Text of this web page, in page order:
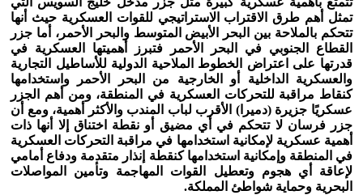
تمثل أهم طرق الاقتراب الاستراتيجي للقوات العسكرية حيث أنها
تتحكم بالملاحة بين البحر الأبيض المتوسط والبحر الأحمر، أما جزر
القطاع الجنوبي في البحر الأحمر فتبرز أهميتها العسكرية في
قدرتها على اعتراض الخطوط الملاحية الدولية للأساطيل التجارية
والعسكرية الداخلية أو الخارجية من البحر الأحمر واستخدامها
كنقاط مراقبة للتحركات العسكرية في المنطقة، ومن أهم الجزر
عسكريًا جزيرة (دميرا) الأقرب لباب المندب والأكثر أهمية، ومع أن
جزر فرسان لا تتحكم في أي مضيق أو نقطة اختناق إلا أنها ذات
أهمية عسكرية لإمكانية استخدامها في مراقبة التحركات العسكرية
في المنطقة وإمكانية استخدامها كنقطة إنذار متقدمة ودفاع أمامي
لإعاقة أي هجوم وتعطيل القوات المهاجمة وتأمين المواصلات
البحرية وحماية شواطئ المملكة.